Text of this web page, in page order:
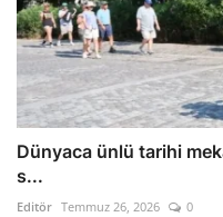
Dünyaca ünlü tarihi
s...
Editör Temmuz 26, 2026 0